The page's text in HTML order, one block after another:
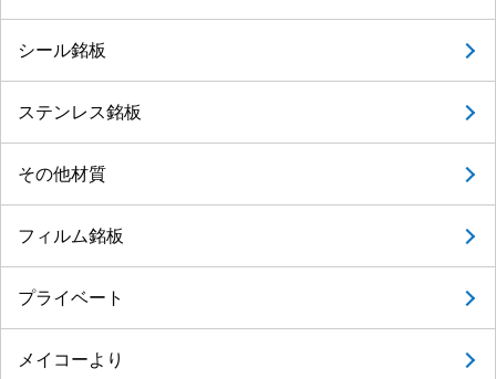
シール銘板
ステンレス銘板
その他材質
フィルム銘板
プライベート
メイコーより